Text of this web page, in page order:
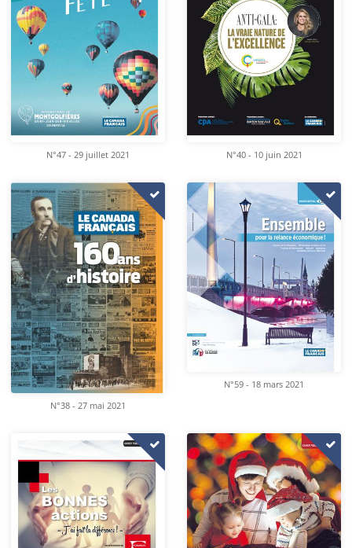
N°47 - 29 juillet 2021 N°40 - 10 juin 2021
N°38 - 27 mai 2021
N°59 - 18 mars 2021